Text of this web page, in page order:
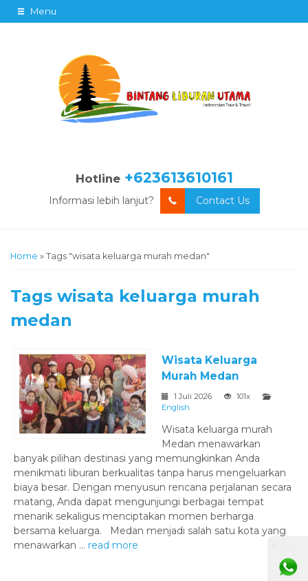
Menu
Hotline +623613610161
Informasi lebih lanjut? Contact Us
Home » Tags "wisata keluarga murah medan"
Tags wisata keluarga murah
medan
Wisata Keluarga
Murah Medan
1 Juli 2026
101x
English
Wisata keluarga murah
Medan menawarkan
banyak pilihan destinasi yang memungkinkan Anda
menikmati liburan berkualitas tanpa harus mengeluarkan
biaya besar. Dengan menyusun rencana perjalanan secara
matang, Anda dapat mengunjungi berbagai tempat
menarik sekaligus menciptakan momen berharga
bersama keluarga. Medan menjadi salah satu kota yang
menawarkan ... read more